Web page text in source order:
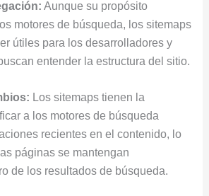
Aunque su propósito
motores de búsqueda, los sitemaps
útiles para los desarrolladores y
entender la estructura del sitio.
Los sitemaps tienen la
a los motores de búsqueda
recientes en el contenido, lo
páginas se mantengan
de los resultados de búsqueda.